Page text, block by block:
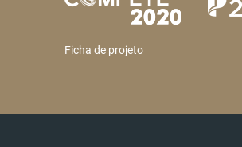
Ficha de projeto